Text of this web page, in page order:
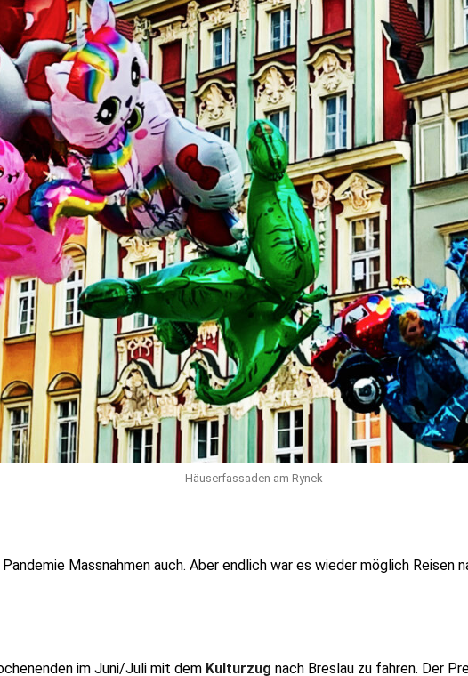
Häuserfassaden am Rynek
Massnahmen auch. Aber endlich war es wieder möglich Reisen
im Juni/Juli mit dem Kulturzug nach Breslau zu fahren. Der